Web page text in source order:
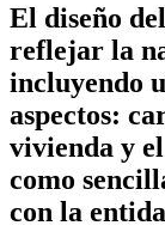
El diseño
reflejar la
incluyendo
aspectos:
vivienda y
como
con la